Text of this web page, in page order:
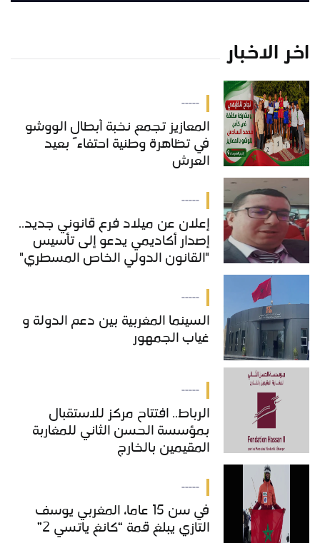
اخر الاخبار
-----
المعازيز تجمع نخبة أبطال الووشو
في تظاهرة وطنية احتفاءً بعيد
العرش
-----
إعلان عن ميلاد فرع قانوني جديد..
إصدار أكاديمي يدعو إلى تأسيس
"القانون الدولي الخاص المسطري"
-----
السينما المغربية بين دعم الدولة و
غياب الجمهور
-----
الرباط.. افتتاح مركز للاستقبال
بمؤسسة الحسن الثاني للمغاربة
المقيمين بالخارج
-----
في سن 15 عاما، المغربي يوسف
التازي يبلغ قمة “كانغ ياتسي 2”